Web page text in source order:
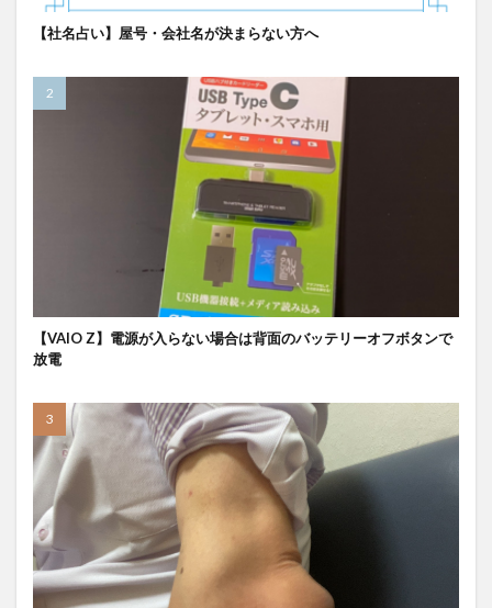
【社名占い】屋号・会社名が決まらない方へ
【VAIO Z】電源が入らない場合は背面のバッテリーオフボタンで
放電